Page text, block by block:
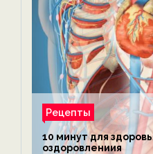
Рецепты
10 минут для
оздоровлениия